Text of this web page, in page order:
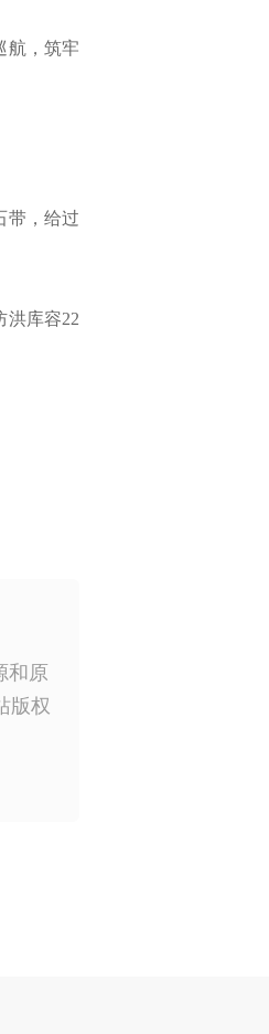
航，筑牢
带，给过
洪库容22
和原
版权